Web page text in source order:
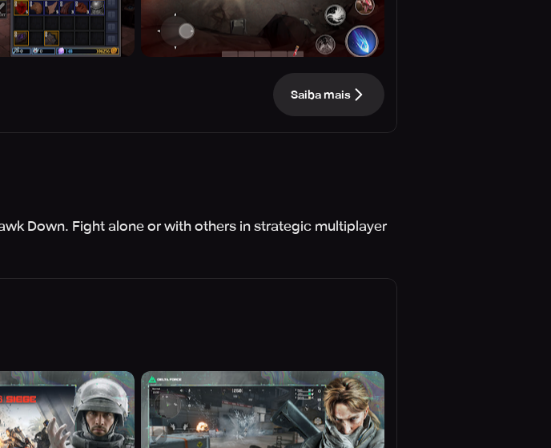
Saiba mais
Down. Fight alone or with others in strategic multiplayer